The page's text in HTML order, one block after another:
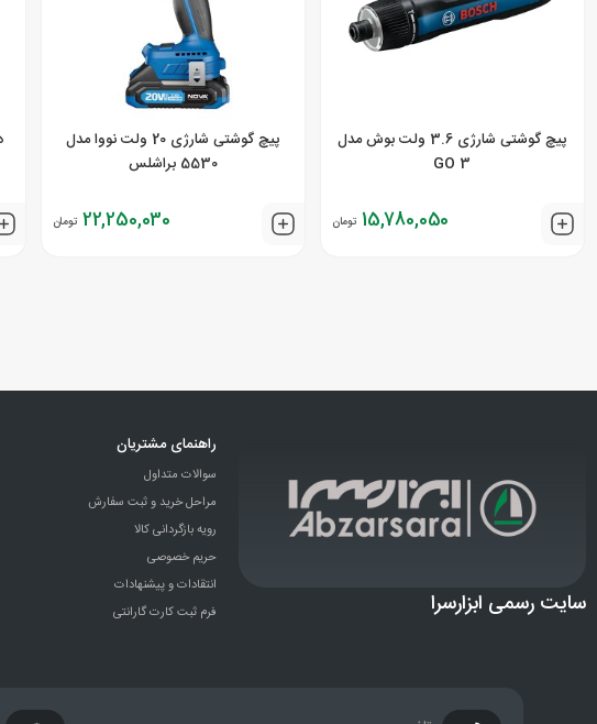
پیچ گوشتی شارژی 3.6 ولت بوش مدل
3 GO
15,780,050 تومان
پیچ گوشتی شارژی 20 ولت نووا مدل
5530 براشلس
22,250,030 تومان
سایت رسمی ابزارسرا
راهنمای مشتریان
سوالات متداول
مراحل خرید و ثبت سفارش
رویه بازگردانی کالا
حریم خصوصی
انتقادات و پيشنهادات
فرم ثبت کارت گارانتی